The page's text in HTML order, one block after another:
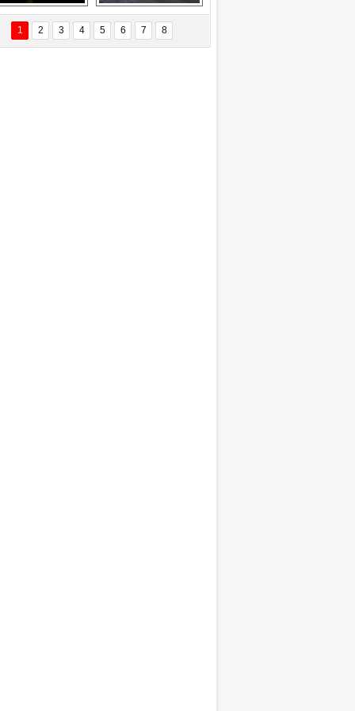
ÖZYANIK
Değişti?
Delta uçağına
yıldırım çarptı
Ford Focus RS
(2015)
1 2 3 4 5 6 7 8